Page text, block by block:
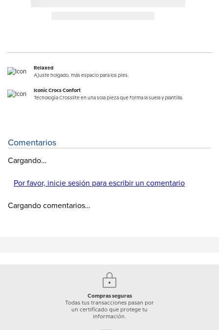
Relaxed
Ajuste holgado, más espacio para los pies.
Iconic Crocs Confort
Tecnología Crosslite en una sola pieza que forma la suela y plantilla.
Comentarios
Cargando…
Por favor, inicie sesión para escribir un comentario
Cargando comentarios…
Compras seguras
Todas tus transacciones pasan por
un certificado que protege tu
información.